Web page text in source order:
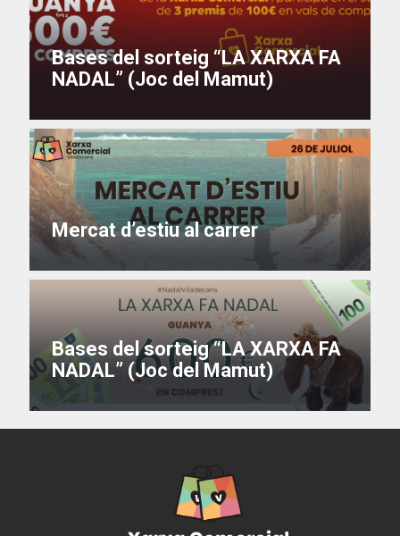
Bases del sorteig “LA XARXA FA
NADAL” (Joc del Mamut)
Mercat d’estiu al carrer
Bases del sorteig “LA XARXA FA
NADAL” (Joc del Mamut)